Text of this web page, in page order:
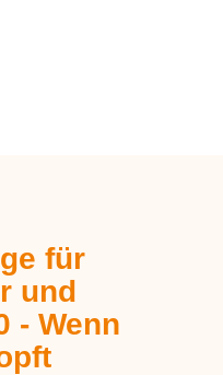
für
und
- Wenn